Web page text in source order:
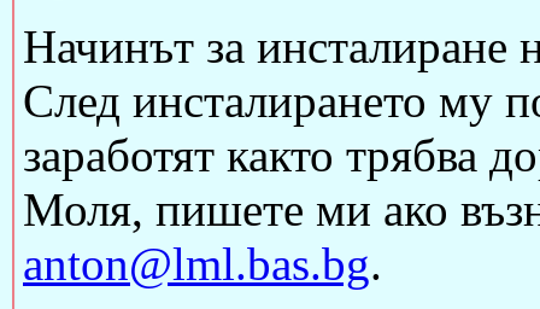
Начинът за инсталиране
След инсталирането му
заработят както трябва
Моля, пишете ми ако
anton@lml.bas.bg.